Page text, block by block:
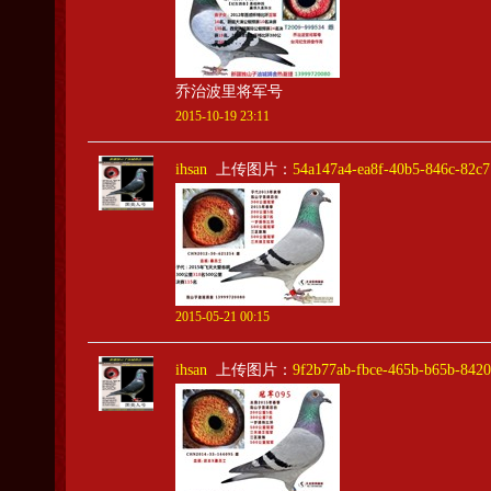
乔治波里将军号
2015-10-19 23:11
ihsan 上传图片： 54a147a4-ea8f-40b5-846c-
2015-05-21 00:15
ihsan 上传图片： 9f2b77ab-fbce-465b-b65b-